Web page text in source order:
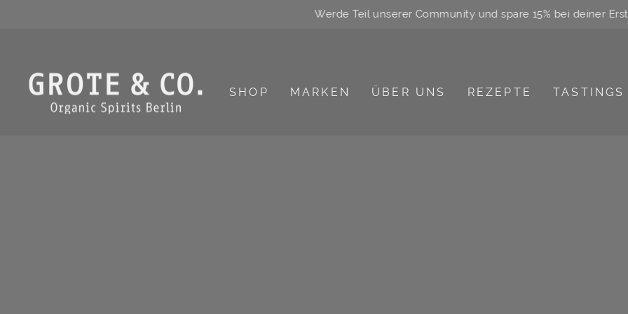
Werde Teil unserer Community und spare 15% bei deiner
SHOP MARKEN ÜBER UNS REZEPTE TASTINGS